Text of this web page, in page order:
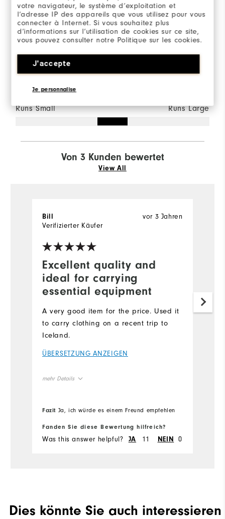
votre navigateur, le système d’exploitation et
l’adresse IP des appareils que vous utilisez pour vous
connecter à Internet. Si vous souhaitez plus
d’informations sur l’utilisation de cookies sur ce site,
vous pouvez consulter notre Politique sur les cookies.
J'accepte
Je personnalise
100%
der Anwortgeber würden es
einem Freund
weiterempfehlen.
Runs Small Runs Large
Von 3 Kunden bewertet
View All
Excellent quality and
ideal for carrying
essential equipment
vor 3 Jahren
Bill
Verifizierter Käufer
A very good item for the price. Used it
to carry clothing on a recent trip to
Iceland.
ÜBERSETZUNG ANZEIGEN
mehr Details
Runs Large
Fazit Ja, ich würde es einem Freund empfehlen
Fanden Sie diese Bewertung hilfreich?
Was this answer helpful? JA 11 NEIN 0
Dies könnte Sie auch interessieren